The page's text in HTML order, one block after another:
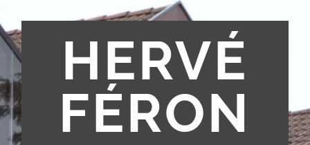
HERVÉ
FÉRON